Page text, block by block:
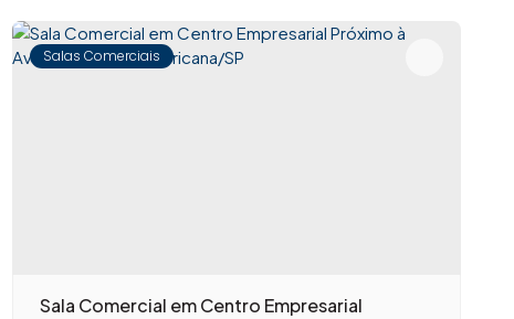
Salas Comerciais
Sala Comercial em Centro Empresarial